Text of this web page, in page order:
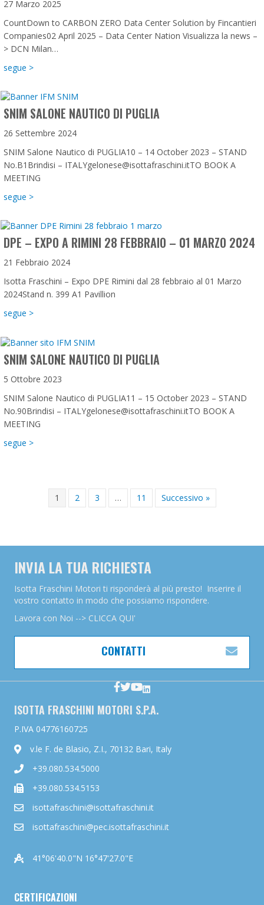
27 Marzo 2025
CountDown to CARBON ZERO Data Center Solution by Fincantieri
Companies02 April 2025 – Data Center Nation Visualizza la news –
> DCN Milan…
segue >about CountDown to CARBON ZERO
SNIM SALONE NAUTICO DI PUGLIA
26 Settembre 2024
SNIM Salone Nautico di PUGLIA10 – 14 October 2023 – STAND
No.B1Brindisi – ITALYgelonese@isottafraschini.itTO BOOK A
MEETING
segue >about SNIM Salone Nautico di PUGLIA
DPE – EXPO A RIMINI 28 FEBBRAIO – 01 MARZO 2024
21 Febbraio 2024
Isotta Fraschini – Expo DPE Rimini dal 28 febbraio al 01 Marzo
2024Stand n. 399 A1 Pavillion
segue >about DPE – Expo a Rimini 28 febbraio – 01 Marzo 2024
SNIM SALONE NAUTICO DI PUGLIA
5 Ottobre 2023
SNIM Salone Nautico di PUGLIA11 – 15 October 2023 – STAND
No.90Brindisi – ITALYgelonese@isottafraschini.itTO BOOK A
MEETING
segue >about SNIM Salone Nautico di PUGLIA
1 2 3 … 11 Successivo »
INVIA LA TUA RICHIESTA
Isotta Fraschini Motori ti risponderà al più presto! Inserire il
vostro contatto in modo che possiamo rispondere.
Lavora con Noi --> CLICCA QUI'
CONTATTI
ISOTTA FRASCHINI MOTORI S.P.A.
P.IVA 04776160725
v.le F. de Blasio, Z.I., 70132 Bari, Italy
+39.080.534.5000
+39.080.534.5153
isottafraschini@isottafraschini.it
isottafraschini@pec.isottafraschini.it
41°06'40.0"N 16°47'27.0"E
CERTIFICAZIONI